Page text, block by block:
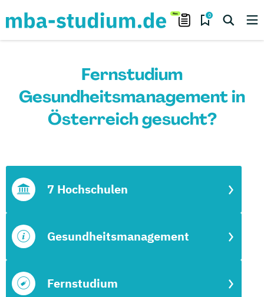
0
Fernstudium
Gesundheitsmanagement in
Österreich gesucht?
Fernstudium
Gesundheitsmanagement
7 Hochschulen